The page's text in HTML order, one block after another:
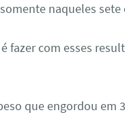
naqueles sete
fazer com esses
que engordou em